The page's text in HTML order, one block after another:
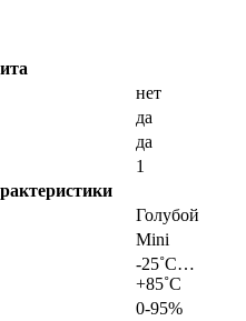
нет
да
да
1
Голубой
Mini
-25˚C…
+85˚C
0-95%